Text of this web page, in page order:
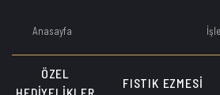
Anasayfa
ÖZEL
FISTIK EZMESI